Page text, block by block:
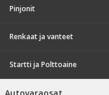
Pinjonit
Renkaat ja vanteet
Startti ja Polttoaine